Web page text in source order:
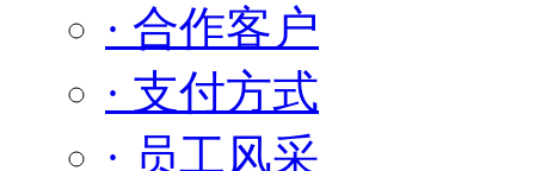
· 合作客户
· 支付方式
· 员工风采